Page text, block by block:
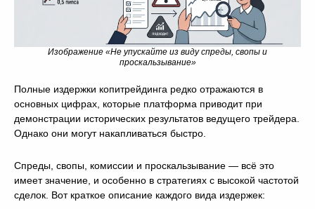
Изображение «Не упускайте из виду спреды, свопы и
проскальзывание»
Полные издержки копитрейдинга редко отражаются в
основных цифрах, которые платформа приводит при
демонстрации исторических результатов ведущего трейдера.
Однако они могут накапливаться быстро.
Спреды, свопы, комиссии и проскальзывание — всё это
имеет значение, и особенно в стратегиях с высокой частотой
сделок. Вот краткое описание каждого вида издержек: